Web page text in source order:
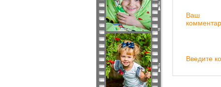
Ваш
Введите